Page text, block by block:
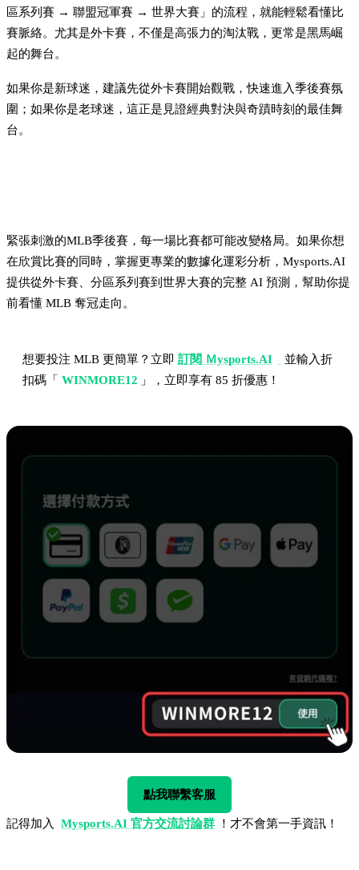
區系列賽 → 聯盟冠軍賽 → 世界大賽」的流程，就能輕鬆看懂比
賽脈絡。尤其是外卡賽，不僅是高張力的淘汰戰，更常是黑馬崛
起的舞台。
如果你是新球迷，建議先從外卡賽開始觀戰，快速進入季後賽氛
圍；如果你是老球迷，這正是見證經典對決與奇蹟時刻的最佳舞
台。
緊張刺激的MLB季後賽，每一場比賽都可能改變格局。如果你想
在欣賞比賽的同時，掌握更專業的數據化運彩分析，Mysports.AI
提供從外卡賽、分區系列賽到世界大賽的完整 AI 預測，幫助你提
前看懂 MLB 奪冠走向。
想要投注 MLB 更簡單？立即 訂閱 Ｍysports.AI
並輸入折
扣碼「 WINMORE12 」，立即享有 85 折優惠！
點我聯繫客服
記得加入 Mysports.AI 官方交流討論群 ！才不會第一手資訊！